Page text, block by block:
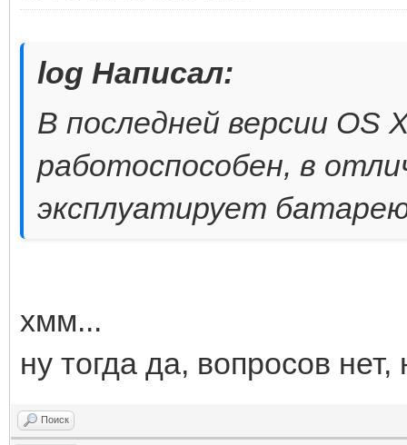
log Написал:
В последней версии OS
работоспособен, в
эксплуатирует
хмм...
ну тогда да, вопросов
Поиск